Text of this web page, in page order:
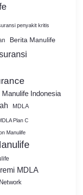
penyakit kritis
Berita Manulife
Manulife Indonesia
MDLA
Plan C
Manulife
MDLA